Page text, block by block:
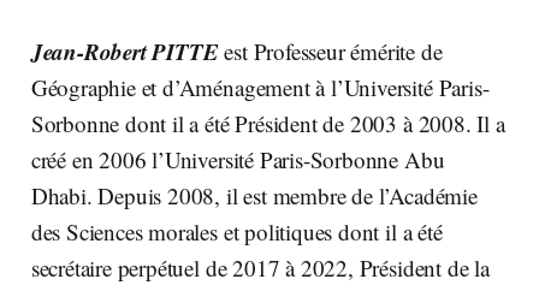
Jean-Robert PITTEest Professeur émérite de
Géographie et d’Aménagement à l’Université Paris-
Sorbonne dont il a été Président de 2003 à 2008. Il a
créé en 2006 l’Université Paris-Sorbonne Abu
Dhabi. Depuis 2008, il est membre de l’Académie
des Sciences morales et politiques dont il a été
secrétaire perpétuel de 2017 à 2022, Président de la